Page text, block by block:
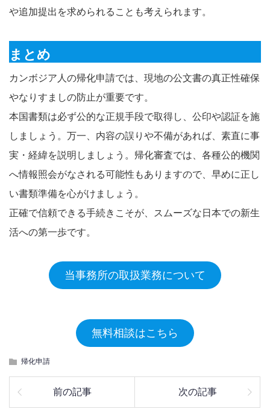
や追加提出を求められることも考えられます。
まとめ
カンボジア人の帰化申請では、現地の公文書の真正性確保
やなりすましの防止が重要です。
本国書類は必ず公的な正規手段で取得し、公印や認証を施
しましょう。万一、内容の誤りや不備があれば、素直に事
実・経緯を説明しましょう。帰化審査では、各種公的機関
へ情報照会がなされる可能性もありますので、早めに正し
い書類準備を心がけましょう。
正確で信頼できる手続きこそが、スムーズな日本での新生
活への第一歩です。
当事務所の取扱業務について
無料相談はこちら
帰化申請
前の記事 次の記事